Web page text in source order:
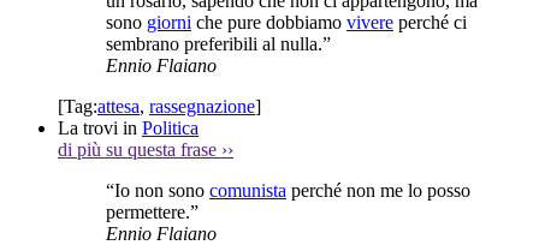
sono giorni che pure dobbiamo vivere perché ci
sembrano preferibili al nulla.”
Ennio Flaiano
[Tag:attesa, rassegnazione]
La trovi in Politica
di più su questa frase ››
“Io non sono comunista perché non me lo posso
permettere.”
Ennio Flaiano